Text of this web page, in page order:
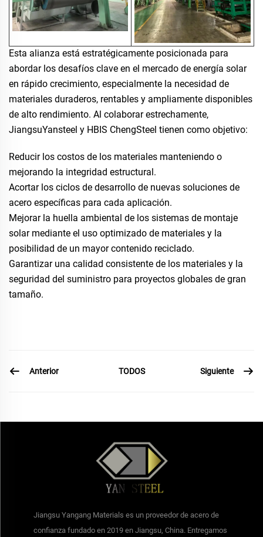
Esta alianza está estratégicamente posicionada para
abordar los desafíos clave en el mercado de energía solar
en rápido crecimiento, especialmente la necesidad de
materiales duraderos, rentables y ampliamente disponibles
de alto rendimiento. Al colaborar estrechamente,
JiangsuYansteel y HBIS ChengSteel tienen como objetivo:
Reducir los costos de los materiales manteniendo o
mejorando la integridad estructural.
Acortar los ciclos de desarrollo de nuevas soluciones de
acero específicas para cada aplicación.
Mejorar la huella ambiental de los sistemas de montaje
solar mediante el uso optimizado de materiales y la
posibilidad de un mayor contenido reciclado.
Garantizar una calidad consistente de los materiales y la
seguridad del suministro para proyectos globales de gran
tamaño.
Anterior TODOS Siguiente
Jiangsu Yangang Materials es un proveedor de acero de
confianza fundado en 2019 en Jiangsu, China. Entregamos